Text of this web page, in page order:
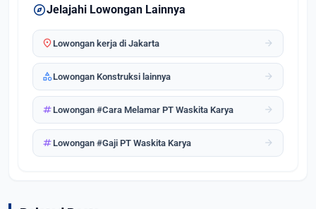
exploreJelajahi Lowongan Lainnya
location_onLowongan kerja di Jakarta arrow_forward
categoryLowongan Konstruksi lainnya arrow_forward
tagLowongan #Cara Melamar PT Waskita Karya arrow_forward
tagLowongan #Gaji PT Waskita Karya arrow_forward